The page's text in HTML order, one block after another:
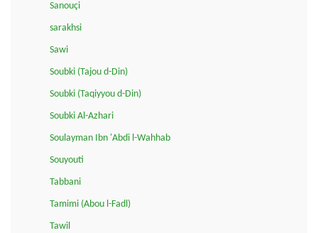
Sanouçi
sarakhsi
Sawi
Soubki (Tajou d-Din)
Soubki (Taqiyyou d-Din)
Soubki Al-Azhari
Soulayman Ibn 'Abdi l-Wahhab
Souyouti
Tabbani
Tamimi (Abou l-Fadl)
Tawil